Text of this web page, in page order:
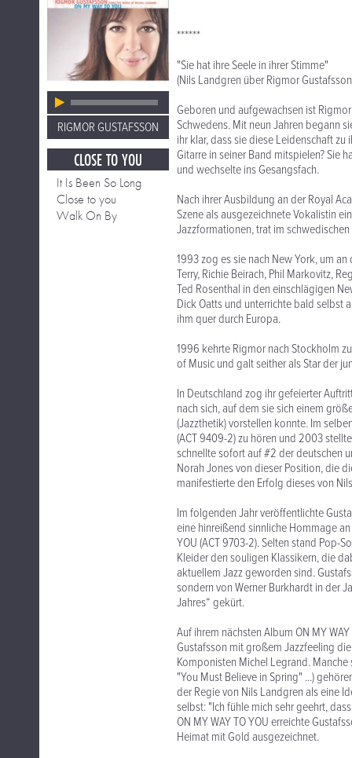
RIGMOR GUSTAFSSON
CLOSE TO YOU
It Is Been So Long
Close to you
Walk On By
******
"Sie hat ihre Seele in ihrer Stimme"
(Nils Landgren über Rigmor
Geboren und aufgewachsen ist
Schwedens. Mit neun Jahren begann
ihr klar, dass sie diese Leidenschaft
Gitarre in seiner Band mitspielen? Sie
und wechselte ins Gesangsfach.
Nach ihrer Ausbildung an der Royal
Szene als ausgezeichnete Vokalistin
Jazzformationen, trat im
1993 zog es sie nach New York, um
Terry, Richie Beirach, Phil Markovitz,
Ted Rosenthal in den einschlägigen
Dick Oatts und unterrichte bald selbst
ihm quer durch Europa.
1996 kehrte Rigmor nach Stockholm
of Music und galt seither als Star der
In Deutschland zog ihr gefeierter
nach sich, auf dem sie sich einem
(Jazzthetik) vorstellen konnte. Im
(ACT 9409-2) zu hören und 2003 stellte
schnellte sofort auf #2 der deutschen
Norah Jones von dieser Position, die
manifestierte den Erfolg dieses von
Im folgenden Jahr veröffentlichte
eine hinreißend sinnliche Hommage
YOU (ACT 9703-2). Selten stand Pop-
Kleider den souligen Klassikern, die
aktuellem Jazz geworden sind.
sondern von Werner Burkhardt in der
Jahres“ gekürt.
Auf ihrem nächsten Album ON MY
Gustafsson mit großem Jazzfeeling
Komponisten Michel Legrand.
"You Must Believe in Spring" ...)
der Regie von Nils Landgren als eine
selbst: "Ich fühle mich sehr geehrt,
ON MY WAY TO YOU erreichte
Heimat mit Gold ausgezeichnet.